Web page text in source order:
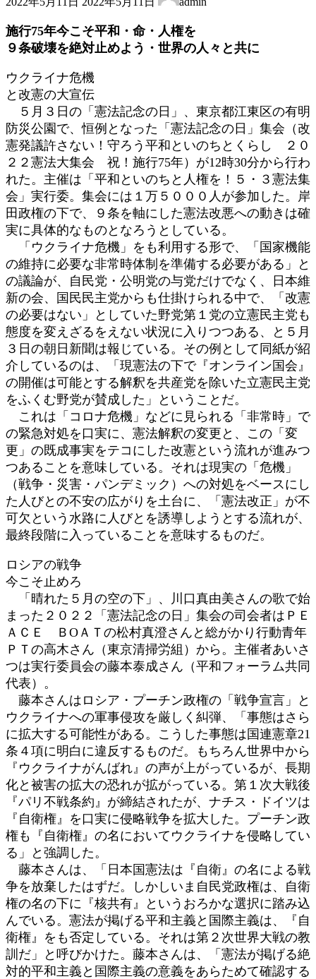
終
新
日
:
施行75年今こそ平和・命・人権を
９条破壊を絶対止めよう・世界の人々と共に
ウクライナ危機
と改憲の大宣伝
５月３日の「憲法記念の日」、東京都江東区の有明
防災公園で、恒例となった「憲法記念の日」集会（改
憲発議許さない！守ろう平和といのちとくらし ２０
２２憲法大集会 祝！施行75年）が12時30分から行わ
れた。主催は「平和といのちと人権を！５・３憲法集
会」実行委。集会には１万５０００人が参加した。岸
田政権の下で、９条を軸にした憲法改悪への動きは確
実に具体的なものとなろうとしている。
「ウクライナ危機」をも利用する形で、「国家機能
の維持に必要な非常時体制を準備する必要がある」と
の議論が、自民党・公明党の与党だけでなく、日本維
新の会、国民民主党からも仕掛けられる中で、「改憲
の必要はない」としていた野党第１党の立憲民主党も
態度を変えざるをえない状況に入りつつある、と５月
３日の朝日新聞は報じている。その例として同紙が紹
介しているのは、「現憲法の下で『オンライン国会』
の開催は可能とする解釈を共産党を除いた立憲民主党
をふくむ野党が賛成した」ということだ。
これは「コロナ危機」などに見られる「非常時」で
の緊急対処を口実に、憲法解釈の変更と、この「変
更」の既成事実をテコにした改憲という流れが進みつ
つあることを意味している。それは現実の「危機」
（戦争・災害・パンデミック）への対処をベースにし
た人びとの不安の広がりを土台に、「憲法改正」が不
可欠という水路に人びとを誘導しようとする流れが、
最終段階に入っていることを意味するものだ。
ロシアの戦争
今こそ止めろ
「晴れた５月の空の下」、川口真由美さんの歌で始
まった２０２２「憲法記念の日」集会の司会者はＰＥ
ＡＣＥ ＢОＡＴの松村真澄さんと総がかり行動青年
ＰＴの高木さん（東京清掃労組）から。主催者あいさ
つは実行委員会の藤本泰成さん（平和フォーラム共同
代表）。
藤本さんはロシア・プーチン政権の「戦争宣言」と
ウクライナへの軍事侵攻を厳しく糾弾、「事態はさら
に拡大する可能性がある。こうした事態は国連憲章21
条４項に明白に違反するものだ。もちろん世界中から
『ウクライナがんばれ』の声が上がっているが、長期
化と被害の拡大の恐れが拡がっている。第１次大戦後
『パリ不戦条約』が締結されたが、ナチス・ドイツは
『自衛権』を口実に侵略戦争を拡大した。プーチン政
権も『自衛権』の名においてウクライナを侵略してい
る」と強調した。
藤本さんは、「日本国憲法は『自衛』の名による戦
争を放棄したはずだ。しかしいま自民党政権は、自衛
権の名の下に『核共有』というおろかな選択に踏み込
んでいる。憲法が掲げる平和主義と国際主義は、『自
衛権』をも否定している。それは第２次世界大戦の教
訓だ」と呼びかけた。藤本さんは、「憲法が掲げる絶
対的平和主義と国際主義の意義をあらためて確認する